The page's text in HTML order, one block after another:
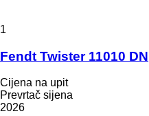
1
Fendt Twister 11010 DN
Cijena na upit
Prevrtač sijena
2026